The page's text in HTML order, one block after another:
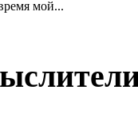
мой...